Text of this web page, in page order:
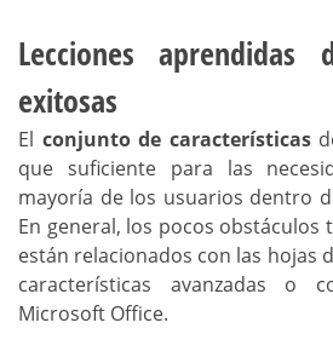
Lecciones aprendidas
exitosas
El conjunto de características
que suficiente para las
mayoría de los usuarios dentro
En general, los pocos obstáculos
están relacionados con las hojas
características avanzadas o
Microsoft Office.